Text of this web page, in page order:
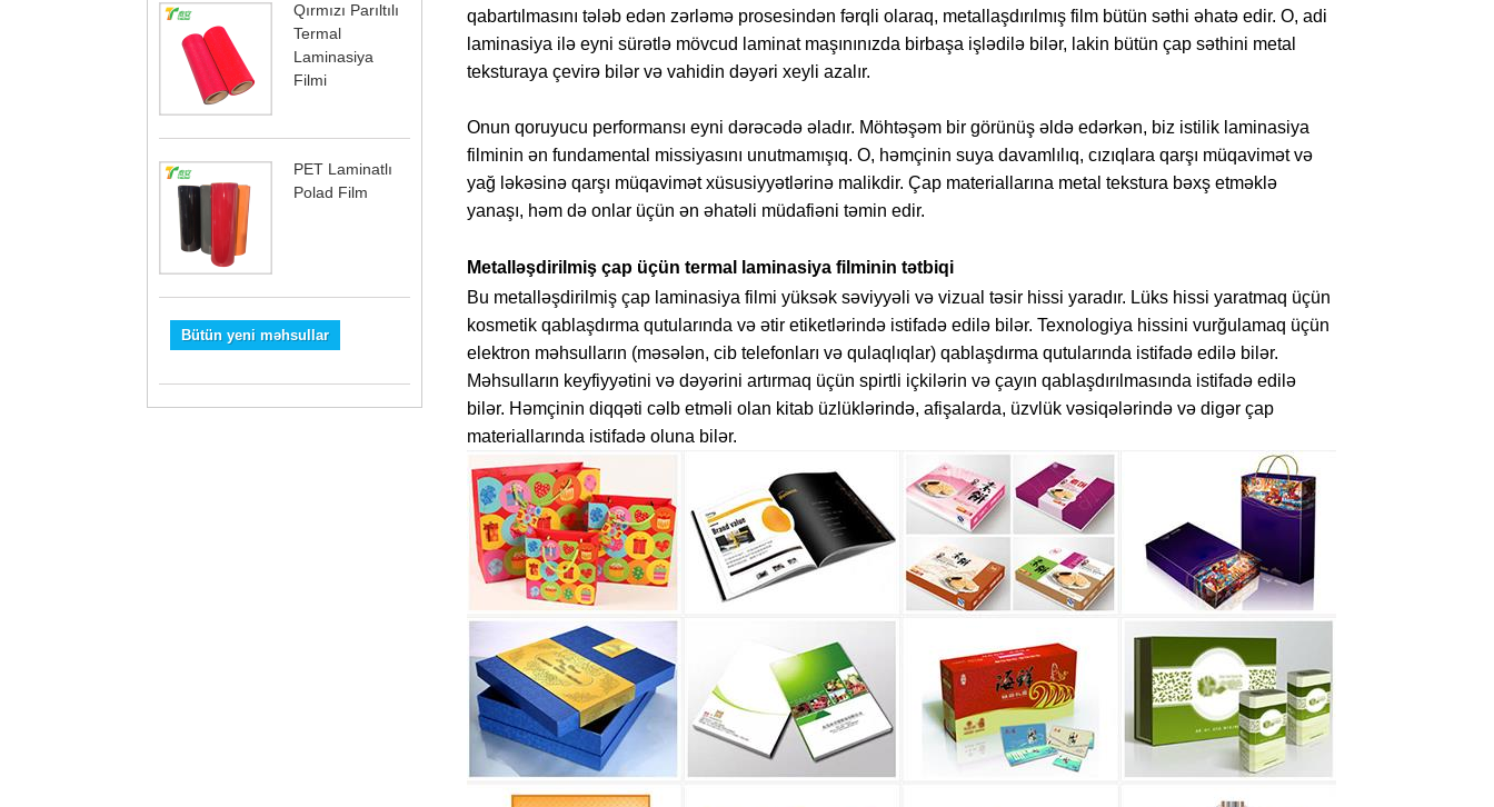
Qırmızı Parıltılı
Termal
Laminasiya
Filmi
PET Laminatlı
Polad Film
Bütün yeni məhsullar
qabartılmasını tələb edən zərləmə prosesindən fərqli olaraq, metallaşdırılmış film bütün səthi əhatə edir. O, adi
laminasiya ilə eyni sürətlə mövcud laminat maşınınızda birbaşa işlədilə bilər, lakin bütün çap səthini metal
teksturaya çevirə bilər və vahidin dəyəri xeyli azalır.
Onun qoruyucu performansı eyni dərəcədə əladır. Möhtəşəm bir görünüş əldə edərkən, biz istilik laminasiya
filminin ən fundamental missiyasını unutmamışıq. O, həmçinin suya davamlılıq, cızıqlara qarşı müqavimət və
yağ ləkəsinə qarşı müqavimət xüsusiyyətlərinə malikdir. Çap materiallarına metal tekstura bəxş etməklə
yanaşı, həm də onlar üçün ən əhatəli müdafiəni təmin edir.
Metalləşdirilmiş çap üçün termal laminasiya filminin tətbiqi
Bu metalləşdirilmiş çap laminasiya filmi yüksək səviyyəli və vizual təsir hissi yaradır. Lüks hissi yaratmaq üçün
kosmetik qablaşdırma qutularında və ətir etiketlərində istifadə edilə bilər. Texnologiya hissini vurğulamaq üçün
elektron məhsulların (məsələn, cib telefonları və qulaqlıqlar) qablaşdırma qutularında istifadə edilə bilər.
Məhsulların keyfiyyətini və dəyərini artırmaq üçün spirtli içkilərin və çayın qablaşdırılmasında istifadə edilə
bilər. Həmçinin diqqəti cəlb etməli olan kitab üzlüklərində, afişalarda, üzvlük vəsiqələrində və digər çap
materiallarında istifadə oluna bilər.